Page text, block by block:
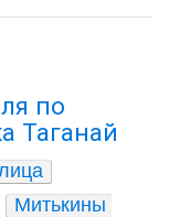
по
Таганай
Митькины